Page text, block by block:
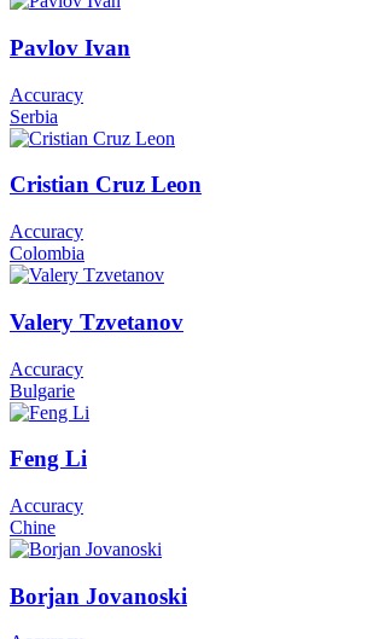
Pavlov Ivan
Accuracy
Serbia
Cristian Cruz Leon
Accuracy
Colombia
Valery Tzvetanov
Accuracy
Bulgarie
Feng Li
Accuracy
Chine
Borjan Jovanoski